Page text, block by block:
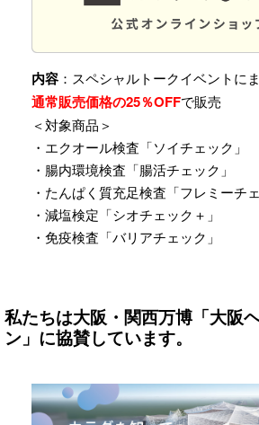
内容 ：スペシャルトークイベントに
通常販売価格の25％OFFで販売
＜対象商品＞
・エクオール検査「ソイチェック」
・腸内環境検査「腸活チェック」
・たんぱく質充足検査「フレミーチェ
・減塩検定「シオチェック＋」
・免疫検査「バリアチェック」
私たちは大阪・関西万博「大阪
ン」に協賛しています。